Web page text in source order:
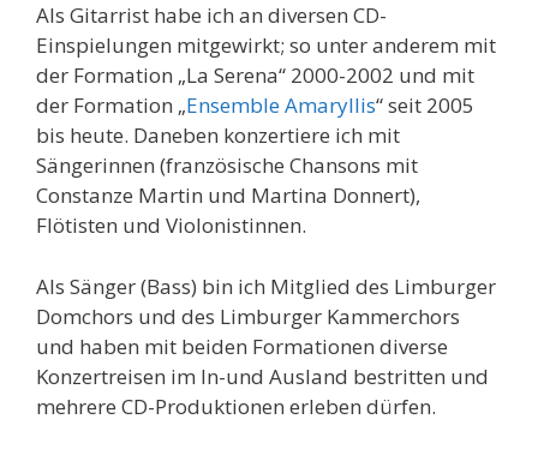
Als Gitarrist habe ich an diversen CD-
Einspielungen mitgewirkt; so unter anderem mit
der Formation „La Serena“ 2000-2002 und mit
der Formation „Ensemble Amaryllis“ seit 2005
bis heute. Daneben konzertiere ich mit
Sängerinnen (französische Chansons mit
Constanze Martin und Martina Donnert),
Flötisten und Violonistinnen.
Als Sänger (Bass) bin ich Mitglied des Limburger
Domchors und des Limburger Kammerchors
und haben mit beiden Formationen diverse
Konzertreisen im In-und Ausland bestritten und
mehrere CD-Produktionen erleben dürfen.